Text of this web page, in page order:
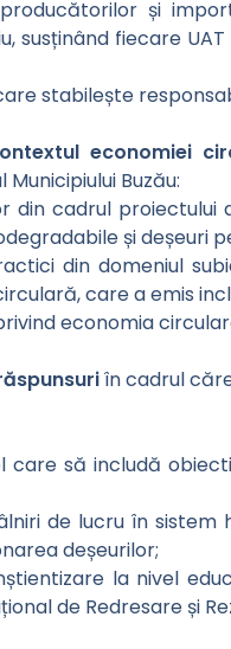
producătorilor și
susținând fiecare
stabilește
economiei
Buzău:
din cadrul
și deșeuri
din domeniul
care a emis
economia
în cadrul
să includă
de lucru în
deșeurilor;
la nivel
de Redresare și